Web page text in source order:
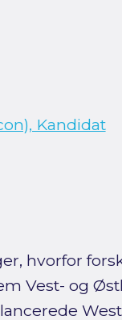
Kandidat
hvorfor
Vest- og